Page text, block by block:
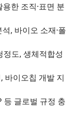
한 조직·표면 분
, 바이오 소재·폴
정도, 생체적합성
바이오칩 개발 지
등 글로벌 규정 충